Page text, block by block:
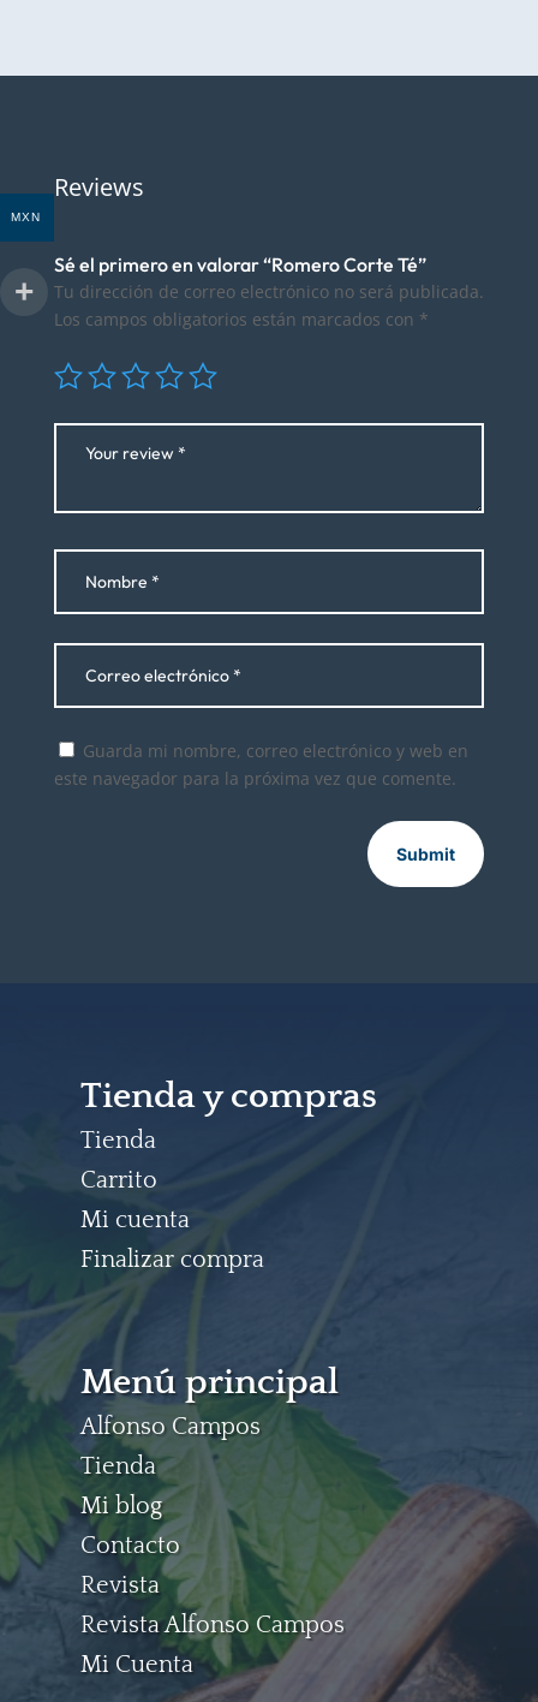
Reviews
Sé el primero en valorar “Romero Corte Té”
Tu dirección de correo electrónico no será publicada.
Los campos obligatorios están marcados con *
Guarda mi nombre, correo electrónico y web en
este navegador para la próxima vez que comente.
Submit
Tienda y compras
Tienda
Carrito
Mi cuenta
Finalizar compra
Menú principal
Alfonso Campos
Tienda
Mi blog
Contacto
Revista
Revista Alfonso Campos
Mi Cuenta
MXN